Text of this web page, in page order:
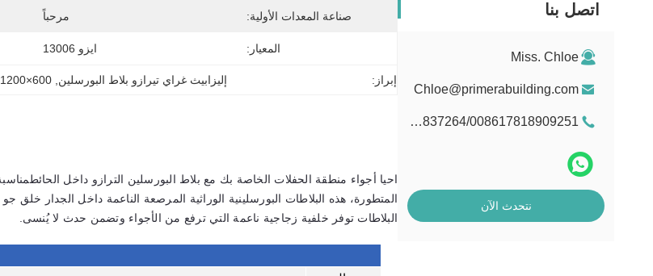
اتصل بنا
Miss. Chloe
Chloe@primerabuilding.com
008615103837264/008617818909251
نتحدث الآن
صناعة المعدات الأولية: مرحباً
المعيار: ايزو 13006
إبراز: إليزابيث غراي تيرازو بلاط البورسلين , 600×1200ملم بلاط من بورسلين ترازو
احيا أجواء منطقة الحفلات الخاصة بك مع بلاط البورسلين الترازو داخل
المتطورة، هذه البلاطات البورسلينية الوراثية المرصعة الناعمة داخل الجدار خلق
البلاطات توفر خلفية زجاجية ناعمة التي ترفع من الأجواء وتضمن حدث لا يُنسى.